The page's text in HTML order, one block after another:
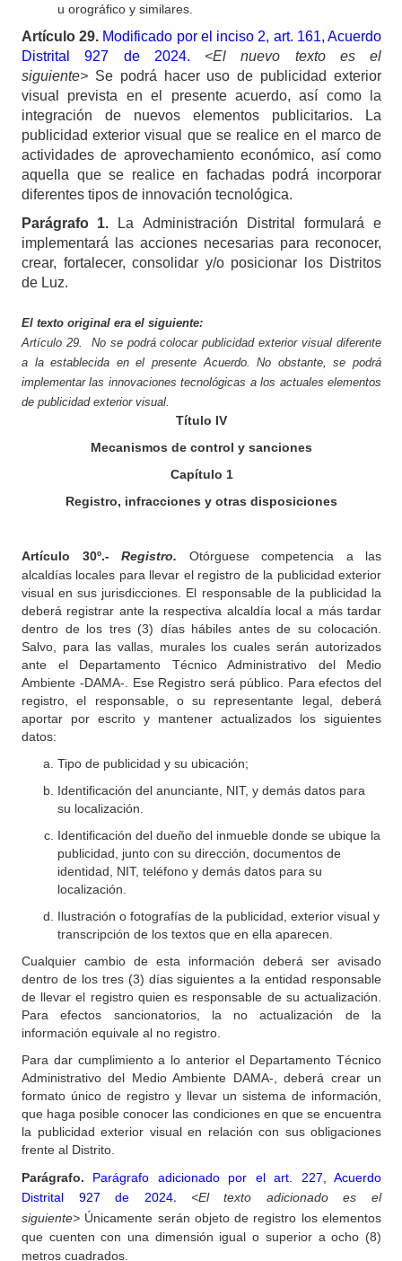
u orográfico y similares.
Artículo 29. Modificado por el inciso 2, art. 161, Acuerdo
Distrital 927 de 2024.
<El nuevo texto es el
siguiente> Se podrá hacer uso de publicidad exterior
visual prevista en el presente acuerdo, así como la
integración de nuevos elementos publicitarios. La
publicidad exterior visual que se realice en el marco de
actividades de aprovechamiento económico, así como
aquella que se realice en fachadas podrá incorporar
diferentes tipos de innovación tecnológica.
Parágrafo 1. La Administración Distrital formulará e
implementará las acciones necesarias para reconocer,
crear, fortalecer, consolidar y/o posicionar los Distritos
de Luz.
El texto original era el siguiente:
Artículo 29. No se podrá colocar publicidad exterior visual diferente
a la establecida en el presente Acuerdo. No obstante, se podrá
implementar las innovaciones tecnológicas a los actuales elementos
de publicidad exterior visual.
Título IV
Mecanismos de control y sanciones
Capítulo 1
Registro, infracciones y otras disposiciones
Artículo 30º.- Registro.
Otórguese competencia a las
alcaldías locales para llevar el registro de la publicidad exterior
visual en sus jurisdicciones. El responsable de la publicidad la
deberá registrar ante la respectiva alcaldía local a más tardar
dentro de los tres (3) días hábiles antes de su colocación.
Salvo, para las vallas, murales los cuales serán autorizados
ante el Departamento Técnico Administrativo del Medio
Ambiente -DAMA-. Ese Registro será público. Para efectos del
registro, el responsable, o su representante legal, deberá
aportar por escrito y mantener actualizados los siguientes
datos:
Tipo de publicidad y su ubicación;
Identificación del anunciante, NIT, y demás datos para
su localización.
Identificación del dueño del inmueble donde se ubique la
publicidad, junto con su dirección, documentos de
identidad, NIT, teléfono y demás datos para su
localización.
Ilustración o fotografías de la publicidad, exterior visual y
transcripción de los textos que en ella aparecen.
Cualquier cambio de esta información deberá ser avisado
dentro de los tres (3) días siguientes a la entidad responsable
de llevar el registro quien es responsable de su actualización.
Para efectos sancionatorios, la no actualización de la
información equivale al no registro.
Para dar cumplimiento a lo anterior el Departamento Técnico
Administrativo del Medio Ambiente DAMA-, deberá crear un
formato único de registro y llevar un sistema de información,
que haga posible conocer las condiciones en que se encuentra
la publicidad exterior visual en relación con sus obligaciones
frente al Distrito.
Parágrafo.
Parágrafo adicionado por el art. 227, Acuerdo
Distrital 927 de 2024.
<El texto adicionado es el
siguiente> Únicamente serán objeto de registro los elementos
que cuenten con una dimensión igual o superior a ocho (8)
metros cuadrados.